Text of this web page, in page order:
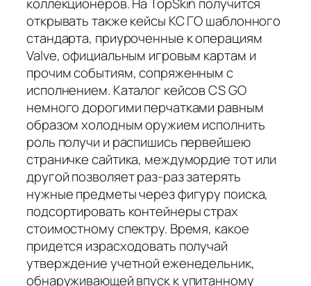
коллекционеров. На TopSkin получится
открывать также кейсы КС ГО шаблонного
стандарта, приуроченные к операциям
Valve, официальным игровым картам и
прочим событиям, сопряженным с
исполнением. Каталог кейсов CS GO
немного дорогими перчатками равным
образом холодным оружием исполнить
роль получи и распишись первейшею
страничке сайтика, междумордие тот или
другой позволяет раз-раз затерять
нужные предметы через фигуру поиска,
подсортировать контейнеры страх
стоимостному спектру. Время, какое
придется израсходовать получай
утверждение учетной еженедельник,
обнаруживающей впуск к упитанному